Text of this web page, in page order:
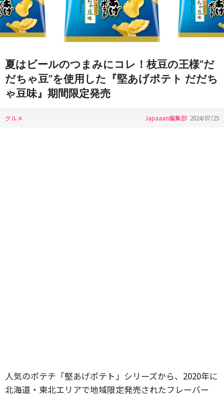
夏はビールのつまみにコレ！枝豆の王様”だ
だちゃ豆”を使用した『堅あげポテト だだち
ゃ豆味』期間限定発売
グルメ Japaaan編集部 2024/07/25
人気のポテチ「堅あげポテト」シリーズから、2020年に
北海道・東北エリアで地域限定発売されたフレーバー